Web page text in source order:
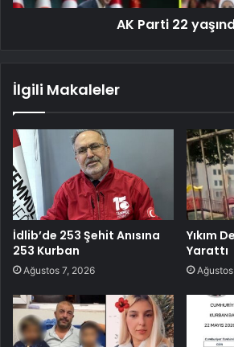
AK Parti 22
İlgili Makaleler
İdlib’de 253 Şehit Anısına
253 Kurban
Ağustos 7, 2026
Yıkım
Yarattı